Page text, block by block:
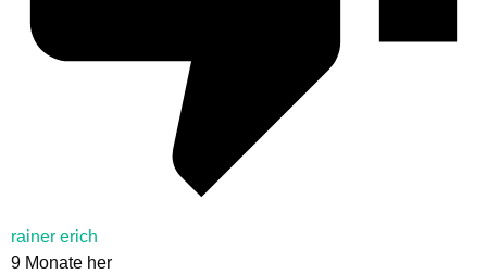
rainer erich
9 Monate her